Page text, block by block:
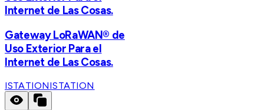
Internet de Las Cosas.
Gateway LoRaWAN® de
Uso Exterior Para el
Internet de Las Cosas.
ISTATIONISTATION